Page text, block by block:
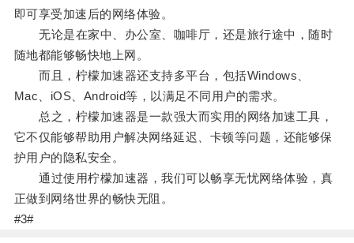
即可享受加速后的网络体验。
无论是在家中、办公室、咖啡厅，还是旅行途中，随时
随地都能够畅快地上网。
而且，柠檬加速器还支持多平台，包括Windows、
Mac、iOS、Android等，以满足不同用户的需求。
总之，柠檬加速器是一款强大而实用的网络加速工具，
它不仅能够帮助用户解决网络延迟、卡顿等问题，还能够保
护用户的隐私安全。
通过使用柠檬加速器，我们可以畅享无忧网络体验，真
正做到网络世界的畅快无阻。
#3#